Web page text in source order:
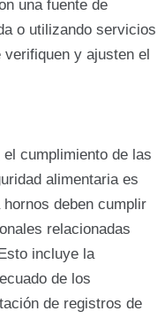
una fuente de
o utilizando servicios
y ajusten el
cumplimiento de las
alimentaria es
deben cumplir
relacionadas
incluye la
de los
de registros de